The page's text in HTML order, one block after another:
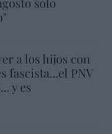
a los hijos con
fascista...el PNV
y es